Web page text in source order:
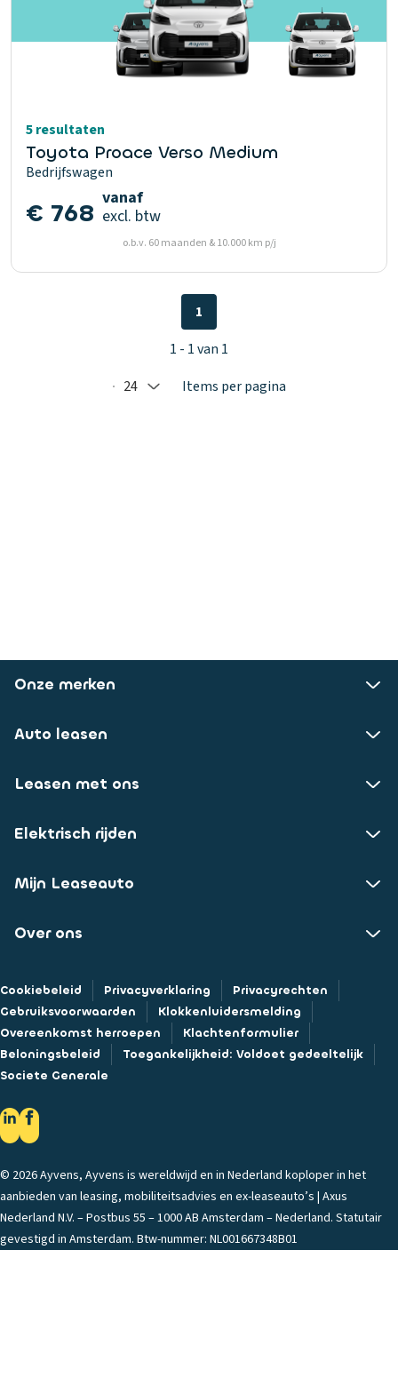
5 resultaten
Toyota Proace Verso Medium
Bedrijfswagen
€ 768 vanaf
excl. btw
o.b.v. 60 maanden & 10.000 km p/j
Selected: 24
24 Items per pagina
1
1 - 1 van 1
Onze merken
Auto leasen
Leasen met ons
Elektrisch rijden
Mijn Leaseauto
Over ons
Cookiebeleid Privacyverklaring
Privacyrechten
Gebruiksvoorwaarden
Klokkenluidersmelding
Overeenkomst herroepen
Klachtenformulier
Beloningsbeleid
Toegankelijkheid: Voldoet gedeeltelijk
Societe Generale
© 2026 Ayvens, Ayvens is wereldwijd en in Nederland koploper in het
aanbieden van leasing, mobiliteitsadvies en ex-leaseauto’s | Axus
Nederland N.V. – Postbus 55 – 1000 AB Amsterdam – Nederland. Statutair
gevestigd in Amsterdam. Btw-nummer: NL001667348B01